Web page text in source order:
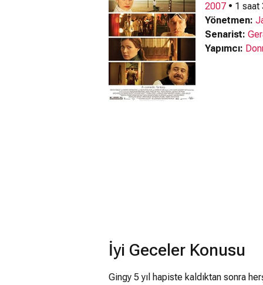
2007 • 1 saat
Yönetmen:
Senarist:
Yapımcı:
İyi Geceler Konusu
Gingy 5 yıl hapiste kaldıktan sonra